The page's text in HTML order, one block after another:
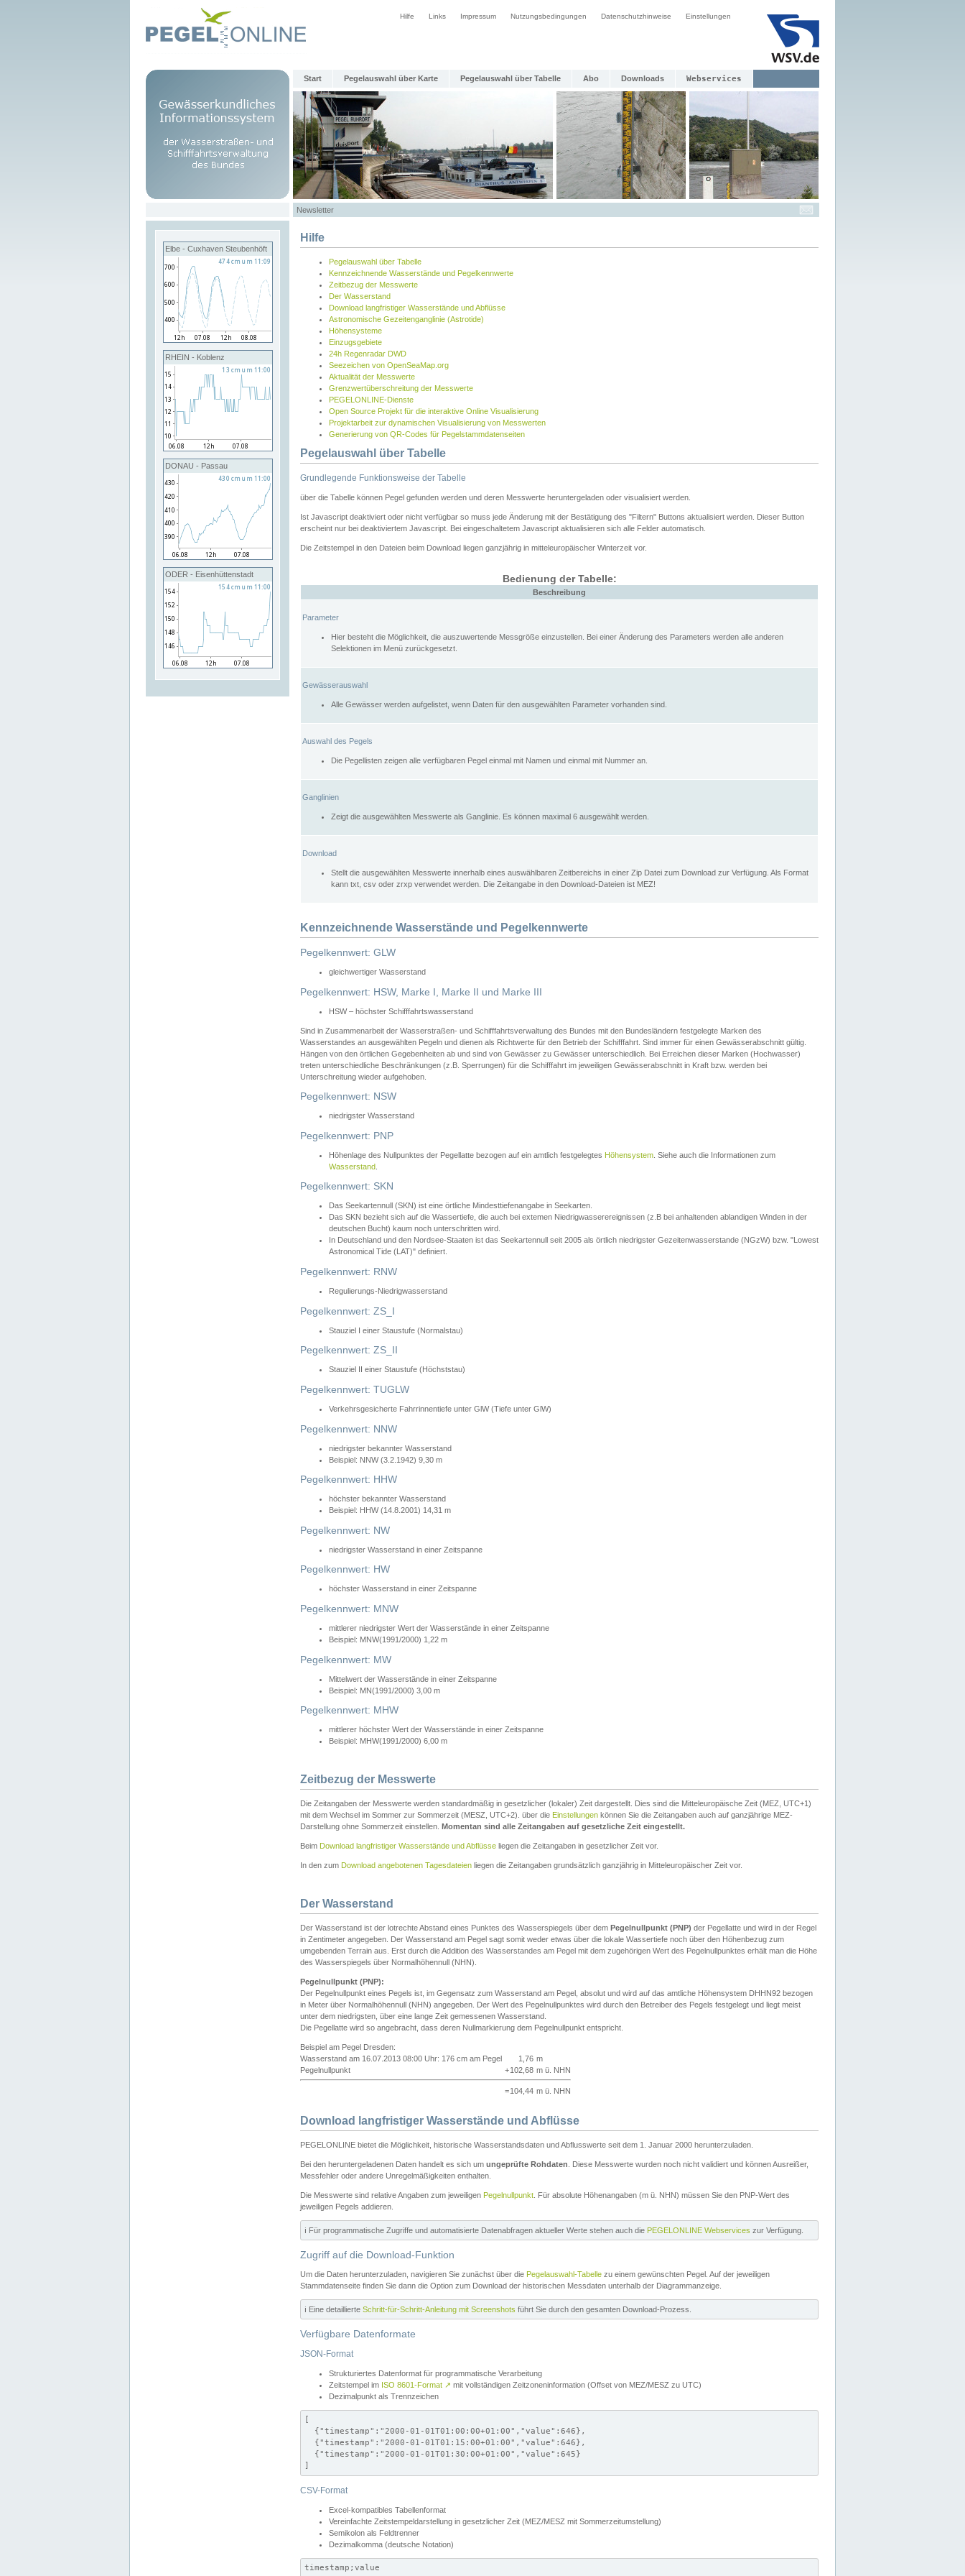
Hilfe Links Impressum Nutzungsbedingungen Datenschutzhinweise Einstellungen
Start Pegelauswahl über Karte Pegelauswahl über Tabelle Abo Downloads Webservices
Newsletter
Elbe - Cuxhaven Steubenhöft
RHEIN - Koblenz
DONAU - Passau
ODER - Eisenhüttenstadt
Hilfe
Pegelauswahl über Tabelle
Kennzeichnende Wasserstände und Pegelkennwerte
Zeitbezug der Messwerte
Der Wasserstand
Download langfristiger Wasserstände und Abflüsse
Astronomische Gezeitenganglinie (Astrotide)
Höhensysteme
Einzugsgebiete
24h Regenradar DWD
Seezeichen von OpenSeaMap.org
Aktualität der Messwerte
Grenzwertüberschreitung der Messwerte
PEGELONLINE-Dienste
Open Source Projekt für die interaktive Online Visualisierung
Projektarbeit zur dynamischen Visualisierung von Messwerten
Generierung von QR-Codes für Pegelstammdatenseiten
Pegelauswahl über Tabelle
Grundlegende Funktionsweise der Tabelle
über die Tabelle können Pegel gefunden werden und deren Messwerte heruntergeladen oder visualisiert werden.
Ist Javascript deaktiviert oder nicht verfügbar so muss jede Änderung mit der Bestätigung des "Filtern" Buttons aktualisiert werden. Dieser Button
erscheint nur bei deaktiviertem Javascript. Bei eingeschaltetem Javascript aktualisieren sich alle Felder automatisch.
Die Zeitstempel in den Dateien beim Download liegen ganzjährig in mitteleuropäischer Winterzeit vor.
Bedienung der Tabelle:
Beschreibung
Parameter
Hier besteht die Möglichkeit, die auszuwertende Messgröße einzustellen. Bei einer Änderung des Parameters werden alle anderen
Selektionen im Menü zurückgesetzt.
Gewässerauswahl
Alle Gewässer werden aufgelistet, wenn Daten für den ausgewählten Parameter vorhanden sind.
Auswahl des Pegels
Die Pegellisten zeigen alle verfügbaren Pegel einmal mit Namen und einmal mit Nummer an.
Ganglinien
Zeigt die ausgewählten Messwerte als Ganglinie. Es können maximal 6 ausgewählt werden.
Download
Stellt die ausgewählten Messwerte innerhalb eines auswählbaren Zeitbereichs in einer Zip Datei zum Download zur Verfügung. Als Format
kann txt, csv oder zrxp verwendet werden. Die Zeitangabe in den Download-Dateien ist MEZ!
Kennzeichnende Wasserstände und Pegelkennwerte
Pegelkennwert: GLW
gleichwertiger Wasserstand
Pegelkennwert: HSW, Marke I, Marke II und Marke III
HSW – höchster Schifffahrtswasserstand
Sind in Zusammenarbeit der Wasserstraßen- und Schifffahrtsverwaltung des Bundes mit den Bundesländern festgelegte Marken des
Wasserstandes an ausgewählten Pegeln und dienen als Richtwerte für den Betrieb der Schifffahrt. Sind immer für einen Gewässerabschnitt gültig.
Hängen von den örtlichen Gegebenheiten ab und sind von Gewässer zu Gewässer unterschiedlich. Bei Erreichen dieser Marken (Hochwasser)
treten unterschiedliche Beschränkungen (z.B. Sperrungen) für die Schifffahrt im jeweiligen Gewässerabschnitt in Kraft bzw. werden bei
Unterschreitung wieder aufgehoben.
Pegelkennwert: NSW
niedrigster Wasserstand
Pegelkennwert: PNP
Höhenlage des Nullpunktes der Pegellatte bezogen auf ein amtlich festgelegtes Höhensystem . Siehe auch die Informationen zum
Wasserstand
Pegelkennwert: SKN
Das Seekartennull (SKN) ist eine örtliche Mindesttiefenangabe in Seekarten.
Das SKN bezieht sich auf die Wassertiefe, die auch bei extemen Niedrigwasserereignissen (z.B bei anhaltenden ablandigen Winden in der
deutschen Bucht) kaum noch unterschritten wird.
In Deutschland und den Nordsee-Staaten ist das Seekartennull seit 2005 als örtlich niedrigster Gezeitenwasserstande (NGzW) bzw. "Lowest
Astronomical Tide (LAT)" definiert.
Pegelkennwert: RNW
Regulierungs-Niedrigwasserstand
Pegelkennwert: ZS_I
Stauziel I einer Staustufe (Normalstau)
Pegelkennwert: ZS_II
Stauziel II einer Staustufe (Höchststau)
Pegelkennwert: TUGLW
Verkehrsgesicherte Fahrrinnentiefe unter GlW (Tiefe unter GlW)
Pegelkennwert: NNW
niedrigster bekannter Wasserstand
Beispiel: NNW (3.2.1942) 9,30 m
Pegelkennwert: HHW
höchster bekannter Wasserstand
Beispiel: HHW (14.8.2001) 14,31 m
Pegelkennwert: NW
niedrigster Wasserstand in einer Zeitspanne
Pegelkennwert: HW
höchster Wasserstand in einer Zeitspanne
Pegelkennwert: MNW
mittlerer niedrigster Wert der Wasserstände in einer Zeitspanne
Beispiel: MNW(1991/2000) 1,22 m
Pegelkennwert: MW
Mittelwert der Wasserstände in einer Zeitspanne
Beispiel: MN(1991/2000) 3,00 m
Pegelkennwert: MHW
mittlerer höchster Wert der Wasserstände in einer Zeitspanne
Beispiel: MHW(1991/2000) 6,00 m
Zeitbezug der Messwerte
Die Zeitangaben der Messwerte werden standardmäßig in gesetzlicher (lokaler) Zeit dargestellt. Dies sind die Mitteleuropäische Zeit (MEZ, UTC+1)
mit dem Wechsel im Sommer zur Sommerzeit (MESZ, UTC+2). über die Einstellungen können Sie die Zeitangaben auch auf ganzjährige MEZ-
Darstellung ohne Sommerzeit einstellen. Momentan sind alle Zeitangaben auf gesetzliche Zeit eingestellt.
Beim Download langfristiger Wasserstände und Abflüsse liegen die Zeitangaben in gesetzlicher Zeit vor.
In den zum Download angebotenen Tagesdateien liegen die Zeitangaben grundsätzlich ganzjährig in Mitteleuropäischer Zeit vor.
Der Wasserstand
Der Wasserstand ist der lotrechte Abstand eines Punktes des Wasserspiegels über dem Pegelnullpunkt (PNP) der Pegellatte und wird in der Regel
in Zentimeter angegeben. Der Wasserstand am Pegel sagt somit weder etwas über die lokale Wassertiefe noch über den Höhenbezug zum
umgebenden Terrain aus. Erst durch die Addition des Wasserstandes am Pegel mit dem zugehörigen Wert des Pegelnullpunktes erhält man die Höhe
des Wasserspiegels über Normalhöhennull (NHN).
Pegelnullpunkt (PNP):
Der Pegelnullpunkt eines Pegels ist, im Gegensatz zum Wasserstand am Pegel, absolut und wird auf das amtliche Höhensystem DHHN92 bezogen
in Meter über Normalhöhennull (NHN) angegeben. Der Wert des Pegelnullpunktes wird durch den Betreiber des Pegels festgelegt und liegt meist
unter dem niedrigsten, über eine lange Zeit gemessenen Wasserstand.
Die Pegellatte wird so angebracht, dass deren Nullmarkierung dem Pegelnullpunkt entspricht.
Beispiel am Pegel Dresden:
Wasserstand am 16.07.2013 08:00 Uhr: 176 cm am Pegel
1,76 m
Pegelnullpunkt
+102,68 m ü. NHN
=104,44 m ü. NHN
Download langfristiger Wasserstände und Abflüsse
PEGELONLINE bietet die Möglichkeit, historische Wasserstandsdaten und Abflusswerte seit dem 1. Januar 2000 herunterzuladen.
Bei den heruntergeladenen Daten handelt es sich um ungeprüfte Rohdaten . Diese Messwerte wurden noch nicht validiert und können Ausreißer,
Messfehler oder andere Unregelmäßigkeiten enthalten.
Die Messwerte sind relative Angaben zum jeweiligen Pegelnullpunkt . Für absolute Höhenangaben (m ü. NHN) müssen Sie den PNP-Wert des
jeweiligen Pegels addieren.
ℹ️ Für programmatische Zugriffe und automatisierte Datenabfragen aktueller Werte stehen auch die PEGELONLINE Webservices zur Verfügung.
Zugriff auf die Download-Funktion
Um die Daten herunterzuladen, navigieren Sie zunächst über die Pegelauswahl-Tabelle zu einem gewünschten Pegel. Auf der jeweiligen
Stammdatenseite finden Sie dann die Option zum Download der historischen Messdaten unterhalb der Diagrammanzeige.
ℹ️ Eine detaillierte Schritt-für-Schritt-Anleitung mit Screenshots führt Sie durch den gesamten Download-Prozess.
Verfügbare Datenformate
JSON-Format
Strukturiertes Datenformat für programmatische Verarbeitung
Zeitstempel im ISO 8601-Format ↗ mit vollständigen Zeitzoneninformation (Offset von MEZ/MESZ zu UTC)
Dezimalpunkt als Trennzeichen
[
  {"timestamp":"2000-01-01T01:00:00+01:00","value":646},
  {"timestamp":"2000-01-01T01:15:00+01:00","value":646},
  {"timestamp":"2000-01-01T01:30:00+01:00","value":645}
]
CSV-Format
Excel-kompatibles Tabellenformat
Vereinfachte Zeitstempeldarstellung in gesetzlicher Zeit (MEZ/MESZ mit Sommerzeitumstellung)
Semikolon als Feldtrenner
Dezimalkomma (deutsche Notation)
timestamp;value